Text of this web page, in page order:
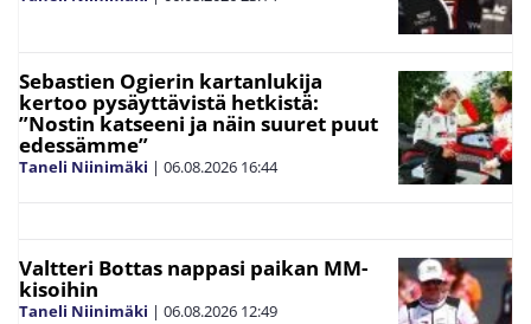
Sebastien Ogierin kartanlukija
kertoo pysäyttävistä hetkistä:
”Nostin katseeni ja näin suuret puut
edessämme”
Taneli Niinimäki | 06.08.2026 16:44
Valtteri Bottas nappasi paikan MM-
kisoihin
Taneli Niinimäki | 06.08.2026 12:49